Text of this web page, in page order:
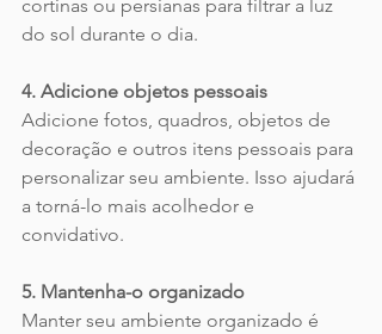
cortinas ou persianas para filtrar a luz
do sol durante o dia.
4. Adicione objetos pessoais
Adicione fotos, quadros, objetos de
decoração e outros itens pessoais para
personalizar seu ambiente. Isso ajudará
a torná-lo mais acolhedor e
convidativo.
5. Mantenha-o organizado
Manter seu ambiente organizado é